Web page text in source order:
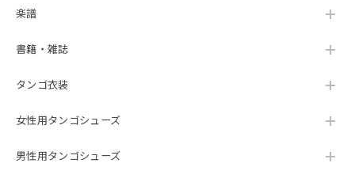
楽譜
書籍・雑誌
タンゴ衣装
女性用タンゴシューズ
男性用タンゴシューズ